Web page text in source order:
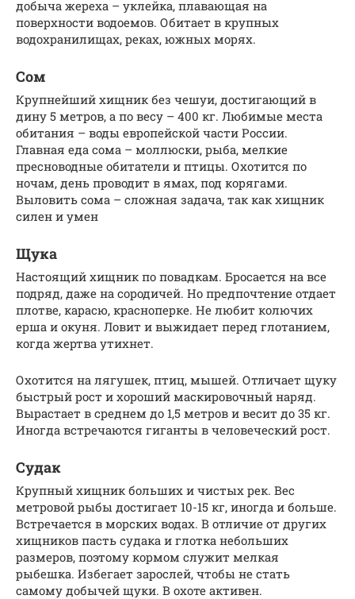
добыча жереха – уклейка, плавающая на
поверхности водоемов. Обитает в крупных
водохранилищах, реках, южных морях.
Сом
Крупнейший хищник без чешуи, достигающий в
дину 5 метров, а по весу – 400 кг. Любимые места
обитания – воды европейской части России.
Главная еда сома – моллюски, рыба, мелкие
пресноводные обитатели и птицы. Охотится по
ночам, день проводит в ямах, под корягами.
Выловить сома – сложная задача, так как хищник
силен и умен
Щука
Настоящий хищник по повадкам. Бросается на все
подряд, даже на сородичей. Но предпочтение отдает
плотве, карасю, красноперке. Не любит колючих
ерша и окуня. Ловит и выжидает перед глотанием,
когда жертва утихнет.
Охотится на лягушек, птиц, мышей. Отличает щуку
быстрый рост и хороший маскировочный наряд.
Вырастает в среднем до 1,5 метров и весит до 35 кг.
Иногда встречаются гиганты в человеческий рост.
Судак
Крупный хищник больших и чистых рек. Вес
метровой рыбы достигает 10-15 кг, иногда и больше.
Встречается в морских водах. В отличие от других
хищников пасть судака и глотка небольших
размеров, поэтому кормом служит мелкая
рыбешка. Избегает зарослей, чтобы не стать
самому добычей щуки. В охоте активен.